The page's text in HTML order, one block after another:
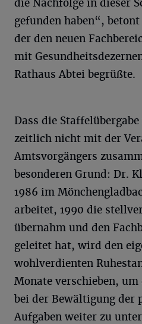
die Nachfolge in dieser
gefunden haben“,
der den neuen
mit
Rathaus Abtei begrüßte.
Dass die
zeitlich nicht mit der
Amtsvorgängers
besonderen Grund: Dr.
1986 im
arbeitet, 1990 die
übernahm und den
geleitet hat, wird den
wohlverdienten
Monate verschieben,
bei der Bewältigung der
Aufgaben weiter zu